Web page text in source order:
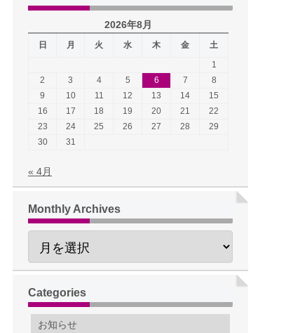
2026年8月
日 月 火 水 木 金
土
1
2
3 4 5 6 7
8
9
10 11 12 13 14
15
16
17 18 19 20 21
22
23
24 25 26 27 28
29
30
31
« 4月
Monthly Archives
Categories
お知らせ